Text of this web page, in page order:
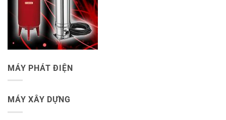
MÁY PHÁT ĐIỆN
MÁY XÂY DỰNG